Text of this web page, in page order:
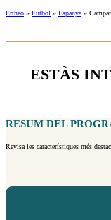
Ertheo » Futbol » Espanya »
ESTÀS
RESUM DEL
Revisa les característiques més